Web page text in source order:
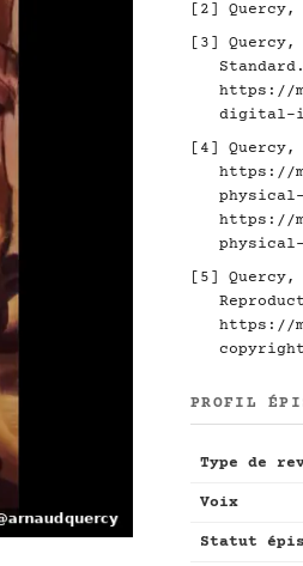
[2]
Quercy,
[3]
Quercy,
Standard.
https://
digital-
[4]
https://
https://
[5]
Quercy,
https://
PROFIL
Type de
Voix
Statut